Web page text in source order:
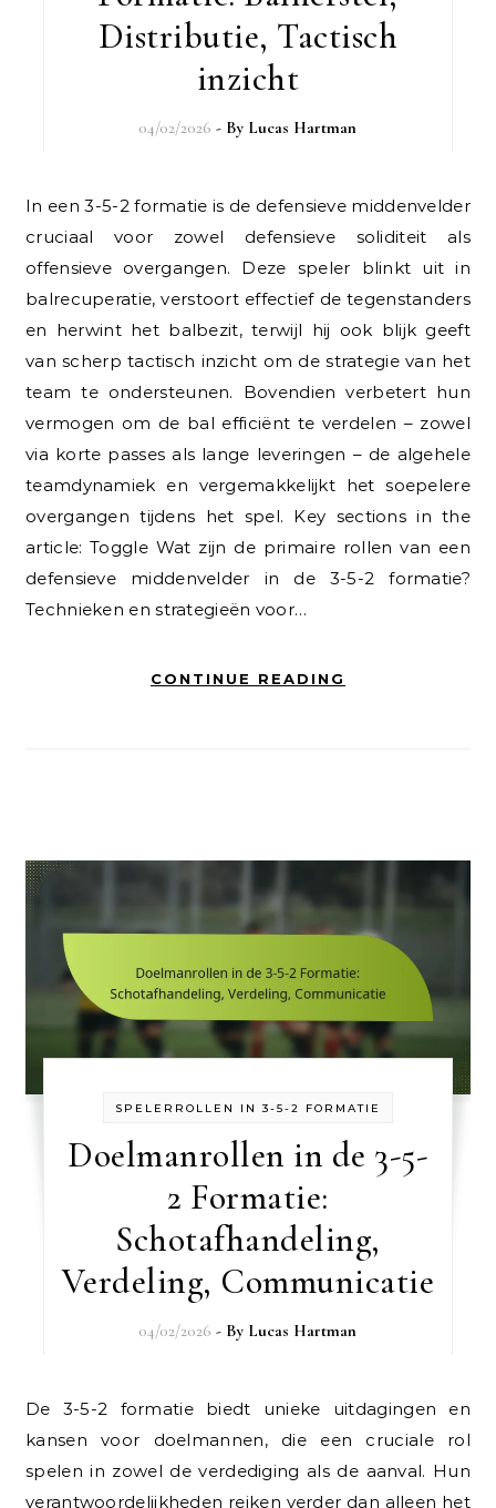
Distributie, Tactisch
inzicht
04/02/2026 - By Lucas Hartman
In een 3-5-2 formatie is de defensieve middenvelder
cruciaal voor zowel defensieve soliditeit als
offensieve overgangen. Deze speler blinkt uit in
balrecuperatie, verstoort effectief de tegenstanders
en herwint het balbezit, terwijl hij ook blijk geeft
van scherp tactisch inzicht om de strategie van het
team te ondersteunen. Bovendien verbetert hun
vermogen om de bal efficiënt te verdelen – zowel
via korte passes als lange leveringen – de algehele
teamdynamiek en vergemakkelijkt het soepelere
overgangen tijdens het spel. Key sections in the
article: Toggle Wat zijn de primaire rollen van een
defensieve middenvelder in de 3-5-2 formatie?
Technieken en strategieën voor…
CONTINUE READING
SPELERROLLEN IN 3-5-2 FORMATIE
Doelmanrollen in de 3-5-
2 Formatie:
Schotafhandeling,
Verdeling, Communicatie
04/02/2026 - By Lucas Hartman
De 3-5-2 formatie biedt unieke uitdagingen en
kansen voor doelmannen, die een cruciale rol
spelen in zowel de verdediging als de aanval. Hun
verantwoordelijkheden reiken verder dan alleen het